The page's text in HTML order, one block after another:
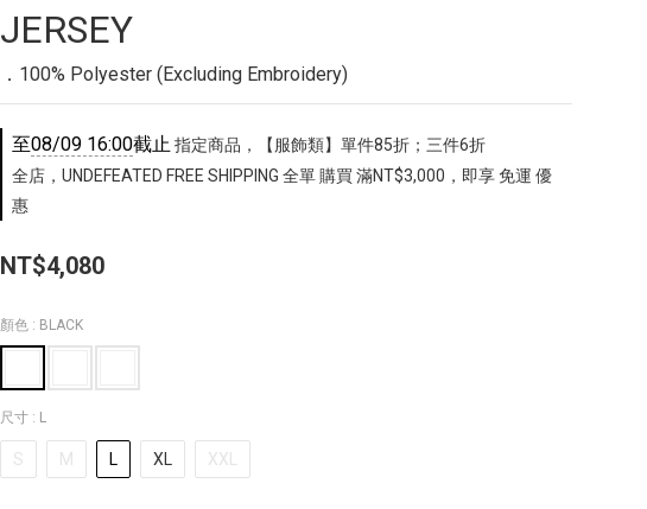
JERSEY
．100% Polyester (Excluding Embroidery)
至08/09 16:00截止 指定商品，【服飾類】單件85折；三件6折
全店，UNDEFEATED FREE SHIPPING 全單 購買 滿NT$3,000，即享 免運 優
惠
NT$4,080
顏色 : BLACK
尺寸 : L
S M L XL XXL